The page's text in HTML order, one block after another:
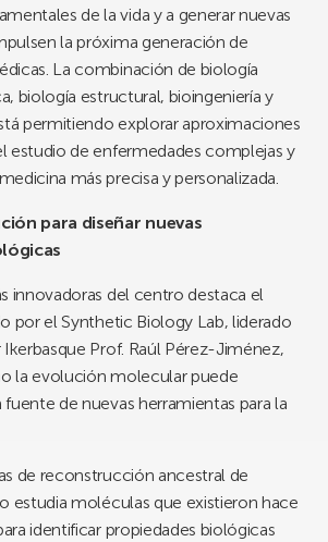
de la vida y a generar nuevas
la próxima generación de
La combinación de biología
biología estructural, bioingeniería y
permitiendo explorar aproximaciones
estudio de enfermedades complejas y
más precisa y personalizada.
para diseñar nuevas
innovadoras del centro destaca el
por el Synthetic Biology Lab, liderado
Prof. Raúl Pérez-Jiménez,
la evolución molecular puede
de nuevas herramientas para la
de reconstrucción ancestral de
estudia moléculas que existieron hace
identificar propiedades biológicas